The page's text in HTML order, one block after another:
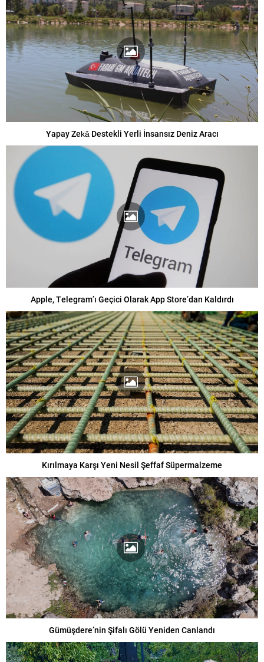
Yapay Zekâ Destekli Yerli İnsansız Deniz Aracı
Apple, Telegram’ı Geçici Olarak App Store’dan Kaldırdı
Kırılmaya Karşı Yeni Nesil Şeffaf Süpermalzeme
Gümüşdere’nin Şifalı Gölü Yeniden Canlandı